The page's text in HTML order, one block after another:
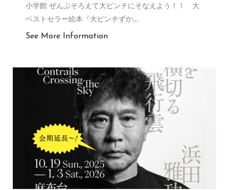
小学館 ぜんぶそろえて大ピンチにそなえよう！！ 大
ベストセラー絵本『大ピンチずか…
See More Information